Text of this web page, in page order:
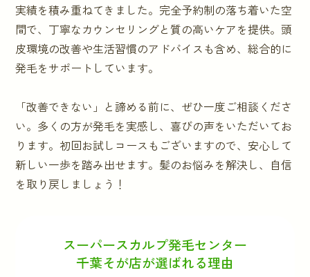
実績を積み重ねてきました。完全予約制の落ち着いた空
間で、丁寧なカウンセリングと質の高いケアを提供。頭
皮環境の改善や生活習慣のアドバイスも含め、総合的に
発毛をサポートしています。
「改善できない」と諦める前に、ぜひ一度ご相談くださ
い。多くの方が発毛を実感し、喜びの声をいただいてお
ります。初回お試しコースもございますので、安心して
新しい一歩を踏み出せます。髪のお悩みを解決し、自信
を取り戻しましょう！
スーパースカルプ発毛センター
千葉そが店が選ばれる理由